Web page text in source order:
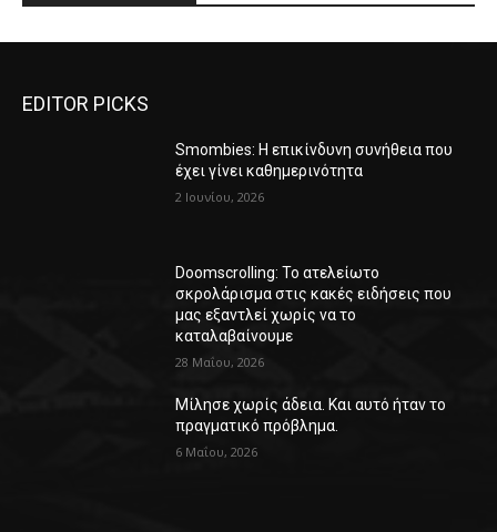
EDITOR PICKS
Smombies: Η επικίνδυνη συνήθεια που
έχει γίνει καθημερινότητα
2 Ιουνίου, 2026
Doomscrolling: Το ατελείωτο
σκρολάρισμα στις κακές ειδήσεις που
μας εξαντλεί χωρίς να το
καταλαβαίνουμε
28 Μαΐου, 2026
Μίλησε χωρίς άδεια. Και αυτό ήταν το
πραγματικό πρόβλημα.
6 Μαΐου, 2026